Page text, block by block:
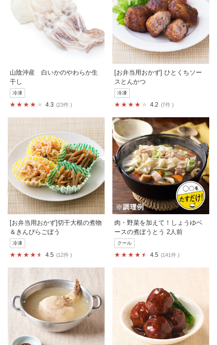
山陰沖産 白いかのやわらか生
干し
冷凍
4.3 23件
[お弁当用おかず] ひとくちソー
スとんかつ
冷凍
4.2 7件
[お弁当用おかず]切干大根の煮物
＆きんぴらごぼう
冷凍
4.5 12件
肉・野菜を加えて！しょうゆベ
ースの煮ぼうとう 2人前
クール
4.5 141件